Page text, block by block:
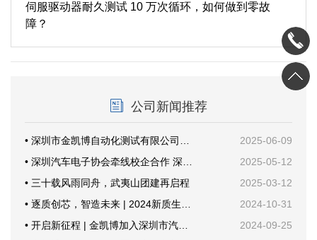
伺服驱动器耐久测试 10 万次循环，如何做到零故
障？
公司新闻推荐
• 深圳市金凯博自动化测试有限公司乔迁新址暨开业仪式圆满举行
2025-06-09
• 深圳汽车电子协会牵线校企合作 深技大与金凯博共探产教融合新路径
2025-05-12
• 三十载风雨同舟，武夷山团建再启程
2025-03-12
• 逐质创芯，智造未来 | 2024新质生产力与功率半导体年会
2024-10-31
• 开启新征程 | 金凯博加入深圳市汽车电子行业协会
2024-09-25